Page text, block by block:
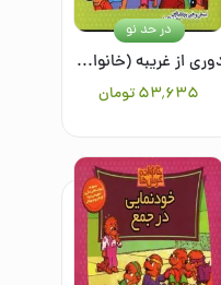
دوری از غریبه (خانواده خرس ها 16)
۵۳٬۶۳۵تومان
در حد نو